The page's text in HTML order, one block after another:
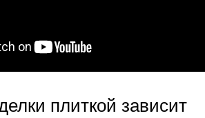
плиткой зависит